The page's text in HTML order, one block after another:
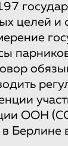
целей и
ООН
в Берлине